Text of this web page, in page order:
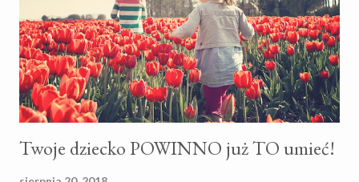
w jakimś celu, zaprosiłam Patrycję, w internetach znaną jako Pani
Mediator do napisania artykułu wyjątkowego, tekstu, z którego
sama dla siebie wyniosłam pokaźną garść wiedzy, dlatego chc...
Twoje dziecko POWINNO już TO umieć!